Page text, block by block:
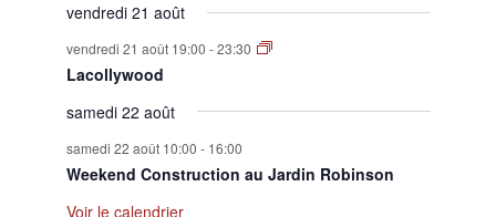
vendredi 21 août
vendredi 21 août 19:00 -23:30
Lacollywood
samedi 22 août
samedi 22 août 10:00 - 16:00
Weekend Construction au Jardin Robinson
Voir le calendrier